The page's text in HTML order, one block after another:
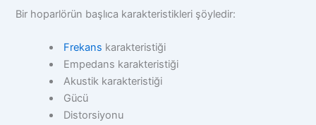
Bir hoparlörün başlıca karakteristikleri şöyledir:
Frekans karakteristiği
Empedans karakteristiği
Akustik karakteristiği
Gücü
Distorsiyonu